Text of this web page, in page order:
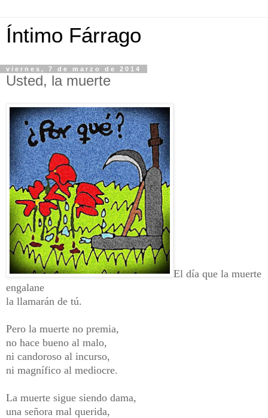
Íntimo Fárrago
viernes, 7 de marzo de 2014
Usted, la muerte
El día que la muerte
engalane
la llamarán de tú.
Pero la muerte no premia,
no hace bueno al malo,
ni candoroso al incurso,
ni magnífico al mediocre.
La muerte sigue siendo dama,
una señora mal querida,